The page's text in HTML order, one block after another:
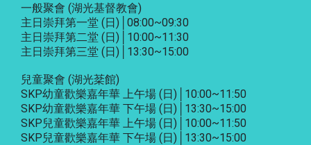
一般聚會 (湖光基督教會)
主日崇拜第一堂 (日)│08:00~09:30
主日崇拜第二堂 (日)│10:00~11:30
主日崇拜第三堂 (日)│13:30~15:00
兒童聚會 (湖光棻館)
SKP幼童歡樂嘉年華 上午場 (日)│10:00~11:50
SKP幼童歡樂嘉年華 下午場 (日)│13:30~15:00
SKP兒童歡樂嘉年華 上午場 (日)│10:00~11:50
SKP兒童歡樂嘉年華 下午場 (日)│13:30~15:00